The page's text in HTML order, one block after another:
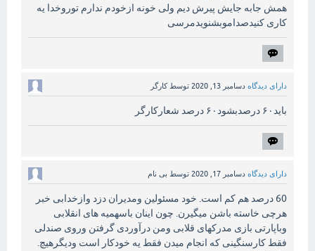
همش جابه جایش پیرش دیم ولی خونه ازخودم ندارم توروخدا یه
کاری کنیدصداموبشنویدمرسی
دارای دیدگاه دسامبر 13, 2020 توسطکارگر
باید۶۰ درصدبشود۶۰ درصد شعارکارگر
دارای دیدگاه دسامبر 17, 2020 توسط بی نام
60 درصد هم کم است. خود مسئولین ومدیران دزد وازخدابی خبر
هرچی خاسته باشن میگیرن. چون اینان باسهمیه های انقلابی
وباپارتی بازی مدرکهای قلابی ومن درآوردی گرفتن وروی صندلی
فقط کارسنگینی که انجام میدن فقط یه خودکار است ودیگرهیچ.